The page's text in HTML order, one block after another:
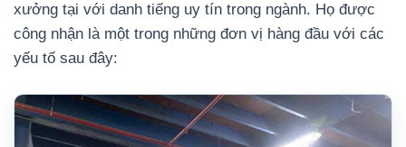
xưởng tại với danh tiếng uy tín trong ngành. Họ được
công nhận là một trong những đơn vị hàng đầu với các
yếu tố sau đây: